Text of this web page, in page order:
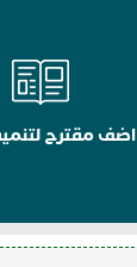
اضف مقترح